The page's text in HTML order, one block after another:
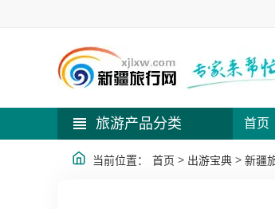
旅游产品分类 首页
当前位置： 首页 > 出游宝典 > 新疆